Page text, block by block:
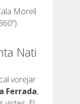
Morell
Nati
vorejar
Ferrada,